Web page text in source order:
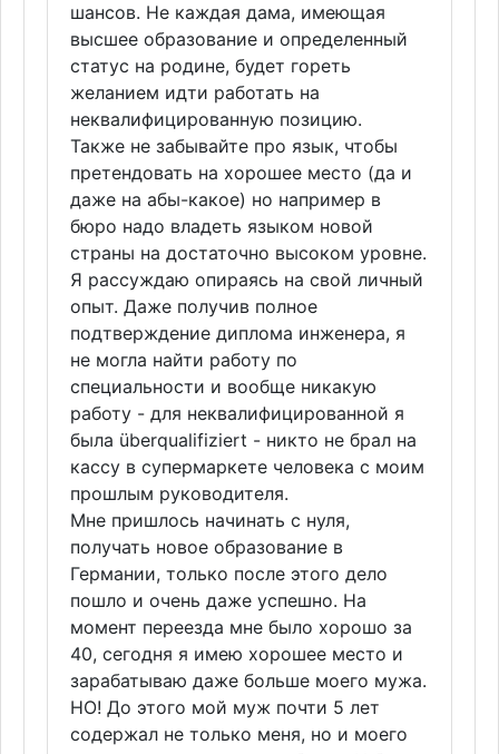
шансов. Не каждая дама, имеющая
высшее образование и определенный
статус на родине, будет гореть
желанием идти работать на
неквалифицированную позицию.
Также не забывайте про язык, чтобы
претендовать на хорошее место (да и
даже на абы-какое) но например в
бюро надо владеть языком новой
страны на достаточно высоком уровне.
Я рассуждаю опираясь на свой личный
опыт. Даже получив полное
подтверждение диплома инженера, я
не могла найти работу по
специальности и вообще никакую
работу - для неквалифицированной я
была überqualifiziert - никто не брал на
кассу в супермаркете человека с моим
прошлым руководителя.
Мне пришлось начинать с нуля,
получать новое образование в
Германии, только после этого дело
пошло и очень даже успешно. На
момент переезда мне было хорошо за
40, сегодня я имею хорошее место и
зарабатываю даже больше моего мужа.
НО! До этого мой муж почти 5 лет
содержал не только меня, но и моего